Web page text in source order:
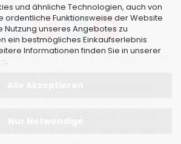
und ähnliche Technologien, auch von
ordentliche Funktionsweise der Website
Nutzung unseres Angebotes zu
ein bestmögliches Einkaufserlebnis
Informationen finden Sie in unserer
.
Alle Akzeptieren
Nur Notwendige
© 2026 | Template von
MwSt. & zzgl. Versandkosten
sind Eigentum Ihrer